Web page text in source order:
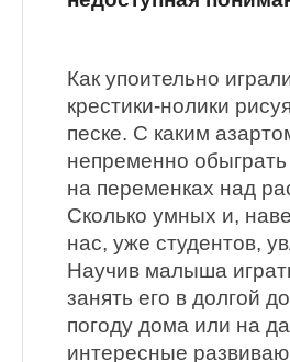
Как упоительно
крестики-нолики
песке. С каким
непременно
на переменках над
Сколько умных и,
нас, уже студентов,
Научив малыша
занять его в долгой
погоду дома или на
интересные